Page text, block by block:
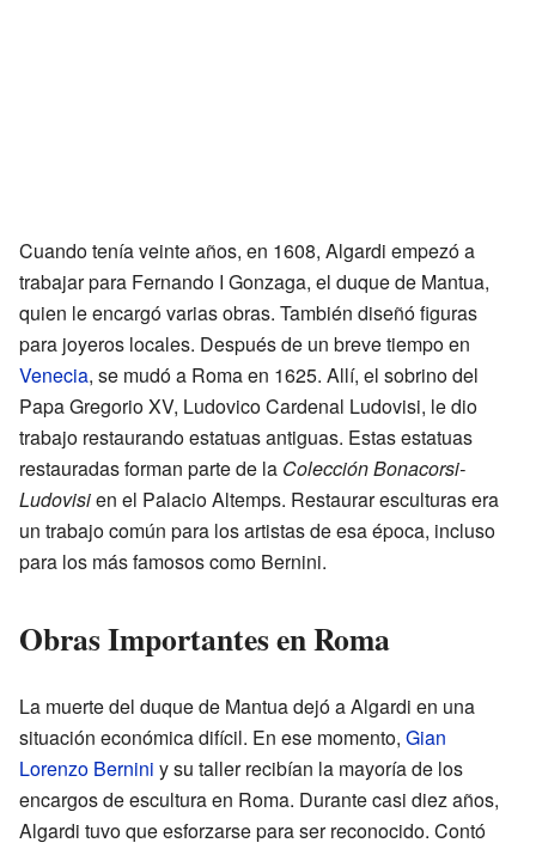
Cuando tenía veinte años, en 1608, Algardi empezó a
trabajar para Fernando I Gonzaga, el duque de Mantua,
quien le encargó varias obras. También diseñó figuras
para joyeros locales. Después de un breve tiempo en
Venecia, se mudó a Roma en 1625. Allí, el sobrino del
Papa Gregorio XV, Ludovico Cardenal Ludovisi, le dio
trabajo restaurando estatuas antiguas. Estas estatuas
restauradas forman parte de la Colección Bonacorsi-
Ludovisien el Palacio Altemps. Restaurar esculturas era
un trabajo común para los artistas de esa época, incluso
para los más famosos como Bernini.
Obras Importantes en Roma
La muerte del duque de Mantua dejó a Algardi en una
situación económica difícil. En ese momento, Gian
Lorenzo Bernini y su taller recibían la mayoría de los
encargos de escultura en Roma. Durante casi diez años,
Algardi tuvo que esforzarse para ser reconocido. Contó